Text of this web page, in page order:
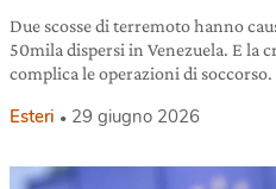
Due scosse di terremoto hanno
50mila dispersi in Venezuela. E la
complica le operazioni di soccorso.
Esteri 29 giugno 2026